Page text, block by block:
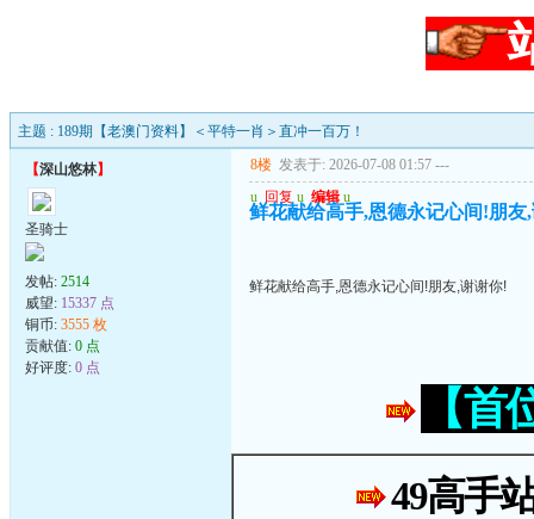
主题 : 189期【老澳门资料】＜平特一肖＞直冲一百万！
【深山悠林】
圣骑士
发帖: 2514
威望: 15337 点
铜币: 3555 枚
贡献值: 0 点
好评度: 0 点
8楼 发表于: 2026-07-08 01:57 ---
u 回复 u 编辑 u
鲜花献给高手,恩德永记心间!朋友
鲜花献给高手,恩德永记心间!朋友,谢谢你!
【
49高手